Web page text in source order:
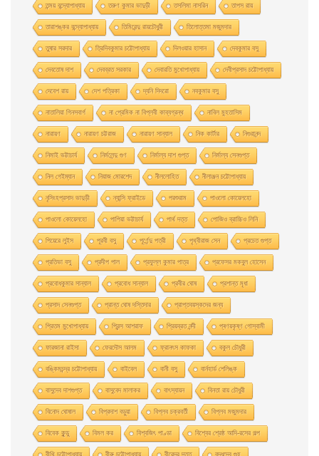
তন্ময় বন্দ্যোপাধ্যায় তরুণ কুমার ভাদুড়ী তসলিমা নাসরিন তাপস রায়
তারাশঙ্কর বন্দ্যোপাধ্যায় তিমিরেন্দু রায়চৌধুরী তিলোত্তমা মজুমদার
তুষার সরদার ত্রিদিবকুমার চট্টোপাধ্যায় দিলওয়ার হাসান দেবকুমার বসু
দেবতোষ দাশ দেবব্রত সরকার দেবারতি মুখােপাধ্যায় দেবীপ্রসাদ চট্টোপাধ্যায়
দেবেশ রায় দেশ পত্রিকা দ্যনি দিদরো নবকুমার বসু
নাতালিয়া গিনসবার্গ না প্রেমিক না বিপ্লবী কাব্যগ্রন্থ নাবিল মুহতাসিম
নারায়ণ নারায়ণ চট্টরাজ নারায়ণ সান্যাল নিক কার্টার নিগুরানন্দ
নিমাই ভট্টাচার্য নির্মলেন্দু গুণ নির্মাল্য দাশ গুপ্ত নির্মাল্য সেনগুপ্ত
নিল গেইম্যান নিয়াজ মোরশেদ নীললােহিত নীলাঞ্জন চট্টোপাধ্যায়
নৃসিংহপ্রসাদ ভাদুড়ী ন্যান্সি ফ্রাইডে পরশুরাম পাওলাে কোয়েলহাে
পাওলাে কোয়েলহো পাপিয়া ভট্টাচার্য পার্থ দত্ত পােজিও ব্রাচ্চিও লিনি
পিয়েরে লুইস পূরবী বসু পূর্ণেন্দু পত্রী পৃথ্বীরাজ সেন প্রচেত গুপ্ত
প্রতিভা বসু প্রদীপ পাল প্রফুল্ল কুমার পাত্র প্রফেসর মকবুল হােসেন
প্রবােধকুমার সান্যাল প্রবােধ সান্যাল প্রবীর ঘােষ প্রশান্ত মৃধা
প্রসাদ সেনগুপ্ত প্রান্ত ঘোষ দস্তিদার প্রাপ্তবয়স্কদের জন্য
প্রিতম মুখোপাধ্যায় প্রিন্স আশরাফ প্রিয়ব্রত নন্দী প্ৰণয়কৃষ্ণ গোস্বামী
ফারজানা রাইসা ফেরদৌস আলম ফ্রানৎস কাফকা বকুল চৌধুরী
বঙ্কিমচন্দ্র চট্টোপাধ্যায় বাইবেল বানী বসু বার্নহার্ড শেলিঙ্ক
বাসুদেব দাশগুপ্ত বাসুবেদ মালাকর বাৎস্যায়ন বিনতা রায় চৌধুরী
বিনোদ ঘোষাল বিপ্রদাশ বড়ুয়া বিপ্লব চক্রবর্তী বিপ্লব মজুমদার
বিবেক কুন্ডু বিমল কর বিশ্বজিৎ পাণ্ডা বিশ্বের শ্রেষ্ঠ আদি-রসের গল্প
বীথি চট্টোপাধ্যায় বীরু চট্টোপাধ্যায় বীরেন্দ্র দত্ত বুদ্ধদেব গুহ